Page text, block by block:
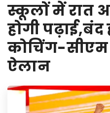
स्कूलों में रात
होगी
कोचिंग-सीएम
ऐलान